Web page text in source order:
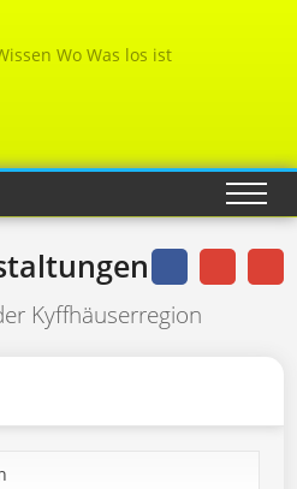
Kyffhäuserregion